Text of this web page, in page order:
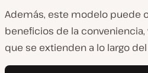
Además, este modelo puede
beneficios de la
que se extienden a lo largo